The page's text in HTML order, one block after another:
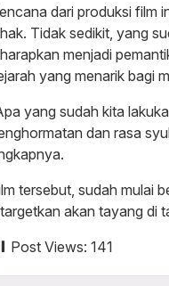
dari produksi film
Tidak sedikit, yang
menjadi
yang menarik bagi
yang sudah kita
dan rasa
tersebut, sudah mulai
akan tayang di
Post Views: 141